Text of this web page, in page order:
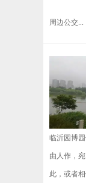
周边公交...
临沂园博
由人作，
此，或者